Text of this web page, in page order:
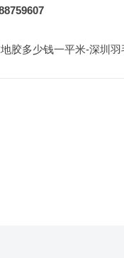
地胶多少钱一平米-深圳